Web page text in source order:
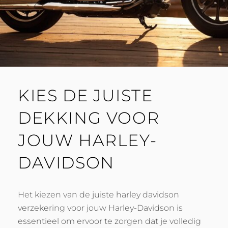
KIES DE JUISTE
DEKKING VOOR
JOUW HARLEY-
DAVIDSON
Het kiezen van de juiste harley davidson
verzekering voor jouw Harley-Davidson is
essentieel om ervoor te zorgen dat je volledig